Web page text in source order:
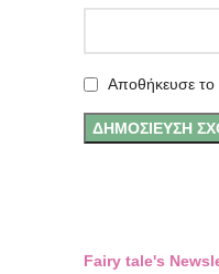
Αποθήκευσε το
Fairy tale's